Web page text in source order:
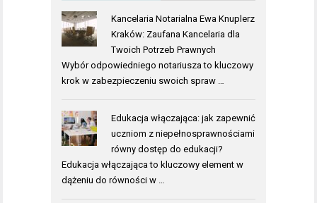
Kancelaria Notarialna Ewa Knuplerz
Kraków: Zaufana Kancelaria dla
Twoich Potrzeb Prawnych
Wybór odpowiedniego notariusza to kluczowy
krok w zabezpieczeniu swoich spraw …
Edukacja włączająca: jak zapewnić
uczniom z niepełnosprawnościami
równy dostęp do edukacji?
Edukacja włączająca to kluczowy element w
dążeniu do równości w …